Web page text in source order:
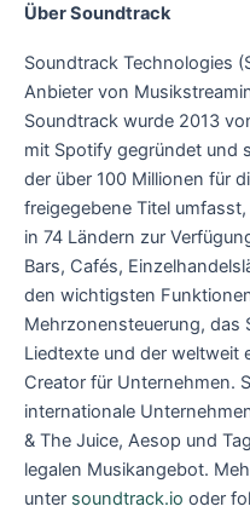
Über Soundtrack
Soundtrack Technologies
Anbieter von
Soundtrack wurde 2013
mit Spotify gegründet und
der über 100 Millionen für
freigegebene Titel
in 74 Ländern zur
Bars, Cafés,
den wichtigsten
Mehrzonensteuerung, das
Liedtexte und der weltweit
Creator für Unternehmen.
internationale
& The Juice, Aesop und
legalen Musikangebot.
unter soundtrack.io oder